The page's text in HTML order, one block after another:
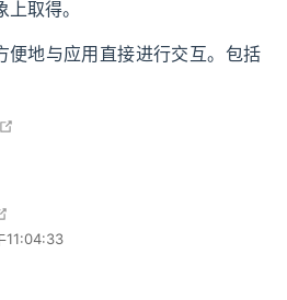
取得。
便地与应用直接进行交互。包括
11:04:33